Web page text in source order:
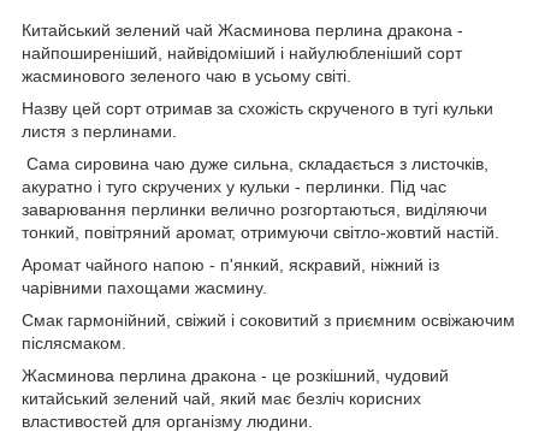
Китайський зелений чай Жасминова перлина дракона -
найпоширеніший, найвідоміший і найулюбленіший сорт
жасминового зеленого чаю в усьому світі.
Назву цей сорт отримав за схожість скрученого в тугі кульки
листя з перлинами.
Сама сировина чаю дуже сильна, складається з листочків,
акуратно і туго скручених у кульки - перлинки. Під час
заварювання перлинки велично розгортаються, виділяючи
тонкий, повітряний аромат, отримуючи світло-жовтий настій.
Аромат чайного напою - п'янкий, яскравий, ніжний із
чарівними пахощами жасмину.
Смак гармонійний, свіжий і соковитий з приємним освіжаючим
післясмаком.
Жасминова перлина дракона - це розкішний, чудовий
китайський зелений чай, який має безліч корисних
властивостей для організму людини.